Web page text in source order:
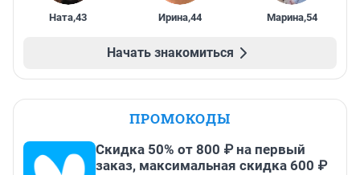
Ната,43 Ирина,44 Марина,54
Начать знакомиться
ПРОМОКОДЫ
Скидка 50% от 800 ₽ на первый
заказ, максимальная скидка 600 ₽